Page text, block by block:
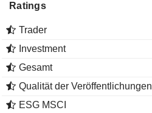
Ratings
Trader
Investment
Gesamt
Qualität der Veröffentlichungen
ESG MSCI